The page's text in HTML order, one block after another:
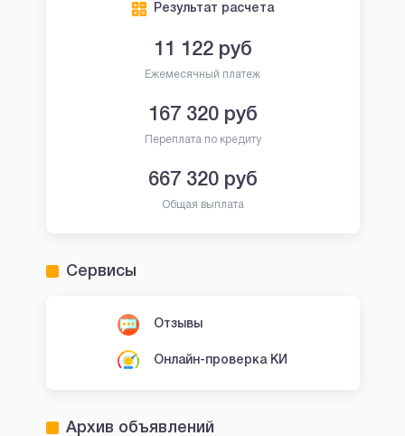
Результат расчета
11 122руб
Ежемесячный платеж
167 320руб
Переплата по кредиту
667 320руб
Общая выплата
Сервисы
Отзывы
Онлайн-проверка КИ
Архив объявлений